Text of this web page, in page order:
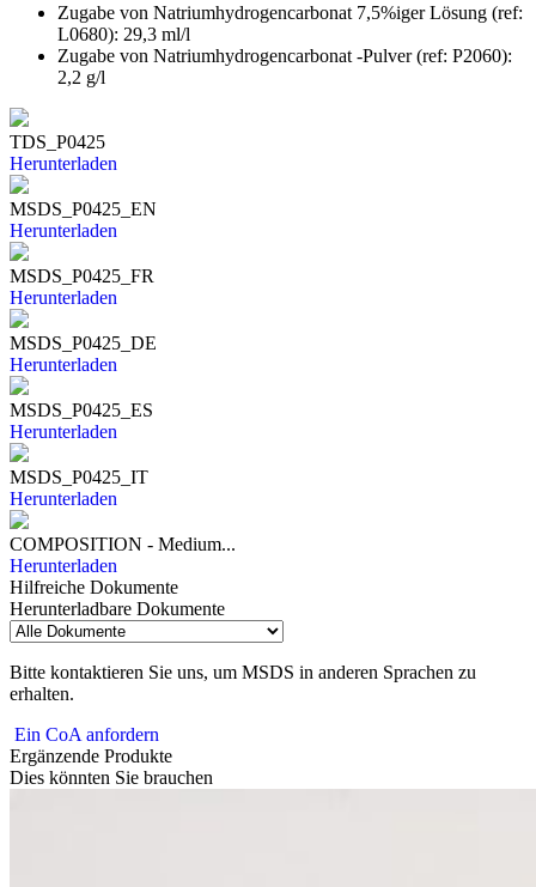
Zugabe von Natriumhydrogencarbonat 7,5%iger Lösung (ref:
L0680): 29,3 ml/l
Zugabe von Natriumhydrogencarbonat -Pulver (ref: P2060):
2,2 g/l
TDS_P0425
Herunterladen
MSDS_P0425_EN
Herunterladen
MSDS_P0425_FR
Herunterladen
MSDS_P0425_DE
Herunterladen
MSDS_P0425_ES
Herunterladen
MSDS_P0425_IT
Herunterladen
COMPOSITION - Medium...
Herunterladen
Hilfreiche Dokumente
Herunterladbare Dokumente
Bitte kontaktieren Sie uns, um MSDS in anderen Sprachen zu
erhalten.
Ein CoA anfordern
Ergänzende Produkte
Dies könnten Sie brauchen